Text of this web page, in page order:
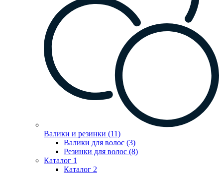
Валики и резинки (11)
Валики для волос (3)
Резинки для волос (8)
Каталог 1
Каталог 2